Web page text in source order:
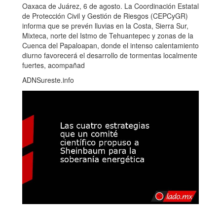
Oaxaca de Juárez, 6 de agosto. La Coordinación Estatal
de Protección Civil y Gestión de Riesgos (CEPCyGR)
informa que se prevén lluvias en la Costa, Sierra Sur,
Mixteca, norte del Istmo de Tehuantepec y zonas de la
Cuenca del Papaloapan, donde el intenso calentamiento
diurno favorecerá el desarrollo de tormentas localmente
fuertes, acompañad
ADNSureste.info